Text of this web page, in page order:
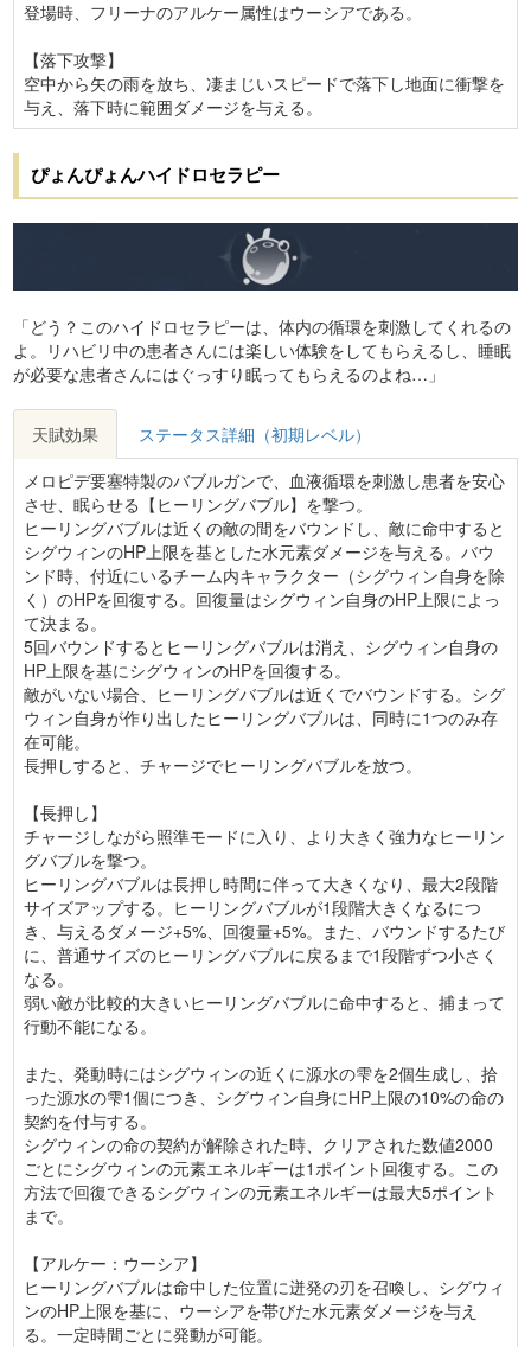
登場時、フリーナのアルケー属性はウーシアである。
【落下攻撃】
空中から矢の雨を放ち、凄まじいスピードで落下し地面に衝撃を
与え、落下時に範囲ダメージを与える。
ぴょんぴょんハイドロセラピー
「どう？このハイドロセラピーは、体内の循環を刺激してくれるの
よ。リハビリ中の患者さんには楽しい体験をしてもらえるし、睡眠
が必要な患者さんにはぐっすり眠ってもらえるのよね…」
天賦効果
ステータス詳細（初期レベル）
メロピデ要塞特製のバブルガンで、血液循環を刺激し患者を安心
させ、眠らせる【ヒーリングバブル】を撃つ。
ヒーリングバブルは近くの敵の間をバウンドし、敵に命中すると
シグウィンのHP上限を基とした水元素ダメージを与える。バウ
ンド時、付近にいるチーム内キャラクター（シグウィン自身を除
く）のHPを回復する。回復量はシグウィン自身のHP上限によっ
て決まる。
5回バウンドするとヒーリングバブルは消え、シグウィン自身の
HP上限を基にシグウィンのHPを回復する。
敵がいない場合、ヒーリングバブルは近くでバウンドする。シグ
ウィン自身が作り出したヒーリングバブルは、同時に1つのみ存
在可能。
長押しすると、チャージでヒーリングバブルを放つ。
【長押し】
チャージしながら照準モードに入り、より大きく強力なヒーリン
グバブルを撃つ。
ヒーリングバブルは長押し時間に伴って大きくなり、最大2段階
サイズアップする。ヒーリングバブルが1段階大きくなるにつ
き、与えるダメージ+5%、回復量+5%。また、バウンドするたび
に、普通サイズのヒーリングバブルに戻るまで1段階ずつ小さく
なる。
弱い敵が比較的大きいヒーリングバブルに命中すると、捕まって
行動不能になる。
また、発動時にはシグウィンの近くに源水の雫を2個生成し、拾
った源水の雫1個につき、シグウィン自身にHP上限の10%の命の
契約を付与する。
シグウィンの命の契約が解除された時、クリアされた数値2000
ごとにシグウィンの元素エネルギーは1ポイント回復する。この
方法で回復できるシグウィンの元素エネルギーは最大5ポイント
まで。
【アルケー：ウーシア】
ヒーリングバブルは命中した位置に迸発の刃を召喚し、シグウィ
ンのHP上限を基に、ウーシアを帯びた水元素ダメージを与え
る。一定時間ごとに発動が可能。